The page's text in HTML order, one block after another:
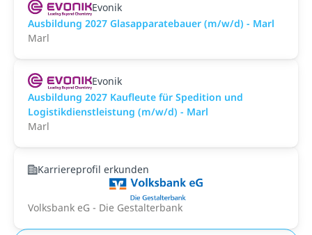
Evonik
Ausbildung 2027 Glasapparatebauer (m/w/d) - Marl
Marl
Evonik
Ausbildung 2027 Kaufleute für Spedition und
Logistikdienstleistung (m/w/d) - Marl
Marl
Karriereprofil erkunden
Volksbank eG - Die Gestalterbank